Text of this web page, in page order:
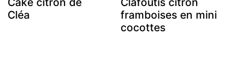
Cléa
framboises en mini
cocottes